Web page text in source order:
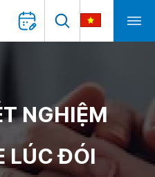
NGHIỆM
LÚC ĐÓI